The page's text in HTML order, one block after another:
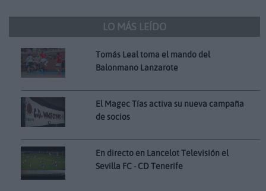
LO MÁS LEÍDO
Tomás Leal toma el mando del
Balonmano Lanzarote
El Magec Tías activa su nueva campaña
de socios
En directo en Lancelot Televisión el
Sevilla FC - CD Tenerife